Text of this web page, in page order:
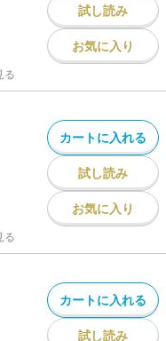
試し読み
お気に入り
る
カートに入れる
試し読み
お気に入り
る
カートに入れる
試し読み